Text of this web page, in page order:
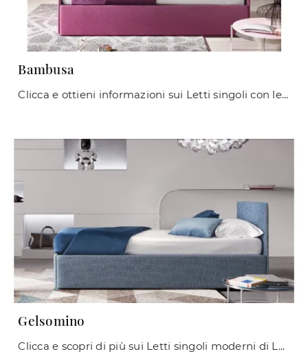
Bambusa
Clicca e ottieni informazioni sui Letti singoli con letto estraibile: se vuoi modelli moderni, il modello Bambusa Le Comfort fa al caso tuo.
Gelsomino
Clicca e scopri di più sui Letti singoli moderni di Le Comfort! Il modello Gelsomino in tessuto ti aspetta.